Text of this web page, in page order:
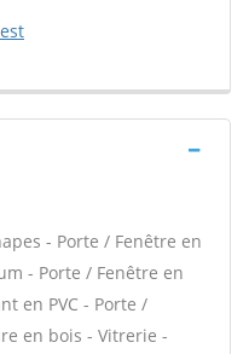
- Porte / Fenêtre en
- Porte / Fenêtre en
en PVC - Porte /
en bois - Vitrerie -